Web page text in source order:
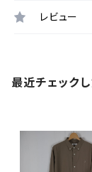
レビュー
最近チェック